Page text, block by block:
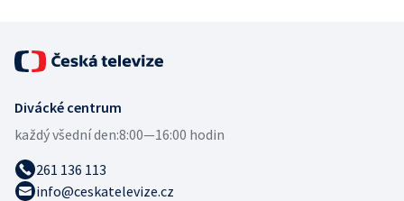
Divácké centrum
každý všední den:8:00—16:00 hodin
261 136 113
info@ceskatelevize.cz